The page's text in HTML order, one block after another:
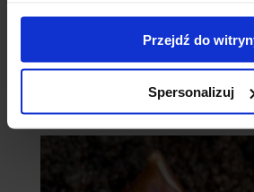
Przejdź do
Spersonalizuj
- surmie